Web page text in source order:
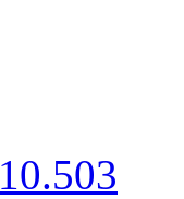
10.503